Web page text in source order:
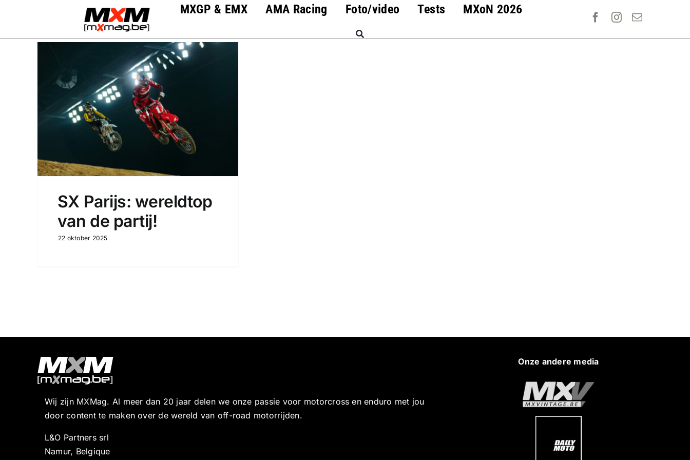
MXGP & EMX AMA Racing Foto/video Tests MXoN 2026
SX Parijs: wereldtop
van de partij!
22 oktober 2025
Wij zijn MXMag. Al meer dan 20 jaar delen we onze passie voor motorcross en enduro met jou
door content te maken over de wereld van off-road motorrijden.
L&O Partners srl
Namur, Belgique
Onze andere media